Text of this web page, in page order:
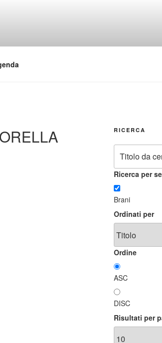
RICERCA
Ricerca per
Brani
Ordinati per
Ordine
ASC
DISC
Risultati per